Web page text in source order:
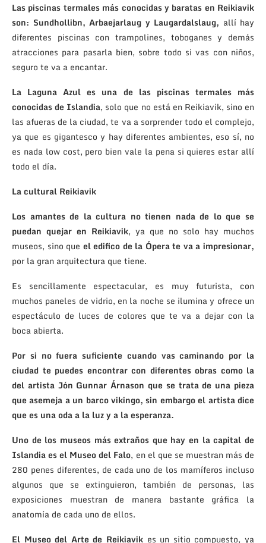
Las piscinas termales más conocidas y baratas en Reikiavik
son: Sundhollibn, Arbaejarlaug y Laugardalslaug, allí hay
diferentes piscinas con trampolines, toboganes y demás
atracciones para pasarla bien, sobre todo si vas con niños,
seguro te va a encantar.
La Laguna Azul es una de las piscinas termales más
conocidas de Islandia, solo que no está en Reikiavik, sino en
las afueras de la ciudad, te va a sorprender todo el complejo,
ya que es gigantesco y hay diferentes ambientes, eso sí, no
es nada low cost, pero bien vale la pena si quieres estar allí
todo el día.
La cultural Reikiavik
Los amantes de la cultura no tienen nada de lo que se
puedan quejar en Reikiavik, ya que no solo hay muchos
museos, sino que el edifico de la Ópera te va a impresionar,
por la gran arquitectura que tiene.
Es sencillamente espectacular, es muy futurista, con
muchos paneles de vidrio, en la noche se ilumina y ofrece un
espectáculo de luces de colores que te va a dejar con la
boca abierta.
Por si no fuera suficiente cuando vas caminando por la
ciudad te puedes encontrar con diferentes obras como la
del artista Jón Gunnar Árnason que se trata de una pieza
que asemeja a un barco vikingo, sin embargo el artista dice
que es una oda a la luz y a la esperanza.
Uno de los museos más extraños que hay en la capital de
Islandia es el Museo del Falo, en el que se muestran más de
280 penes diferentes, de cada uno de los mamíferos incluso
algunos que se extinguieron, también de personas, las
exposiciones muestran de manera bastante gráfica la
anatomía de cada uno de ellos.
El Museo del Arte de Reikiavik es un sitio compuesto, ya